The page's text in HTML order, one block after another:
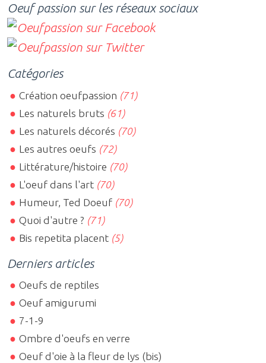
Oeuf passion sur les réseaux sociaux
Catégories
Création oeufpassion (71)
Les naturels bruts (61)
Les naturels décorés (70)
Les autres oeufs (72)
Littérature/histoire (70)
L'oeuf dans l'art (70)
Humeur, Ted Doeuf (70)
Quoi d'autre ? (71)
Bis repetita placent (5)
Derniers articles
Oeufs de reptiles
Oeuf amigurumi
7-1-9
Ombre d'oeufs en verre
Oeuf d'oie à la fleur de lys (bis)